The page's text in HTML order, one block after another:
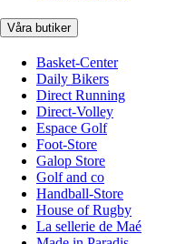
Våra butiker
Basket-Center
Daily Bikers
Direct Running
Direct-Volley
Espace Golf
Foot-Store
Galop Store
Golf and co
Handball-Store
House of Rugby
La sellerie de Maé